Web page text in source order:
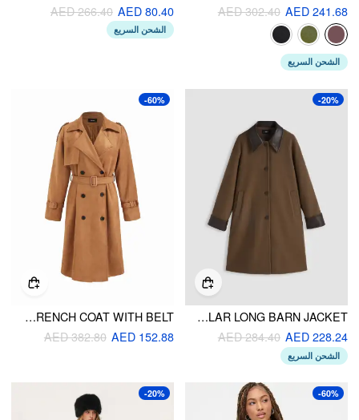
AED 241.68
AED 302.40
الشحن السريع
AED 80.40
AED 266.40
الشحن السريع
-20%
FAUX LEATHER CONTRASTING COLLAR LONG BARN JACKET
AED 228.24
AED 284.40
الشحن السريع
-60%
SUEDE COLLAR DOUBLE BREASTED OVERSIZED LONGLINE TRENCH COAT WITH BELT
AED 152.88
AED 382.80
-60%
-20%